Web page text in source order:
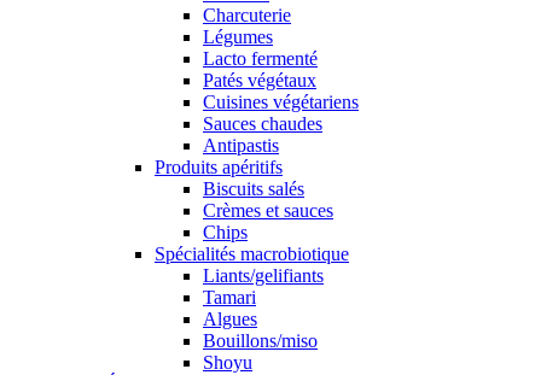
Charcuterie
Légumes
Lacto fermenté
Patés végétaux
Cuisines végétariens
Sauces chaudes
Antipastis
Produits apéritifs
Biscuits salés
Crèmes et sauces
Chips
Spécialités macrobiotique
Liants/gelifiants
Tamari
Algues
Bouillons/miso
Shoyu